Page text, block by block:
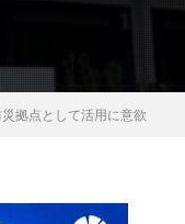
拠点として活用に意欲